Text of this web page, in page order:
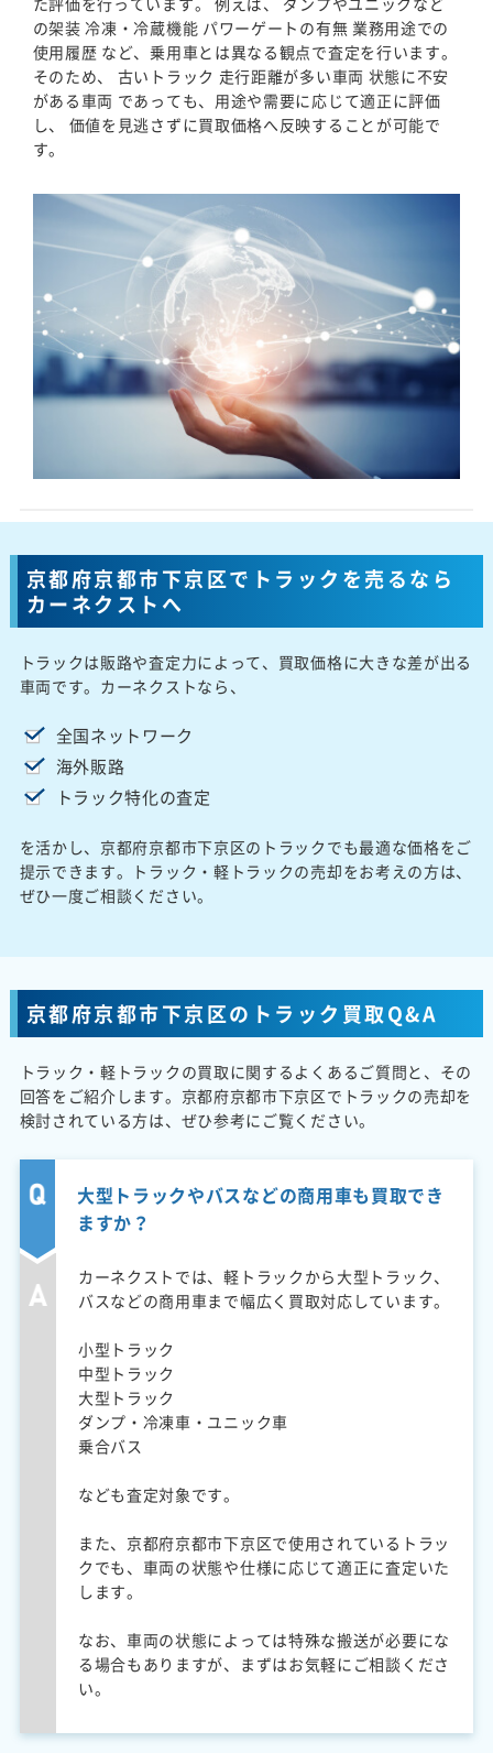
の架装 冷凍・冷蔵機能 パワーゲートの有無 業務用途での
使用履歴 など、乗用車とは異なる観点で査定を行います。
そのため、 古いトラック 走行距離が多い車両 状態に不安
がある車両 であっても、用途や需要に応じて適正に評価
し、 価値を見逃さずに買取価格へ反映することが可能で
す。
京都府京都市下京区でトラックを売るなら
カーネクストへ
トラックは販路や査定力によって、買取価格に大きな差が出る
車両です。カーネクストなら、
全国ネットワーク
海外販路
トラック特化の査定
を活かし、京都府京都市下京区のトラックでも最適な価格をご
提示できます。トラック・軽トラックの売却をお考えの方は、
ぜひ一度ご相談ください。
京都府京都市下京区のトラック買取Q&A
トラック・軽トラックの買取に関するよくあるご質問と、その
回答をご紹介します。京都府京都市下京区でトラックの売却を
検討されている方は、ぜひ参考にご覧ください。
大型トラックやバスなどの商用車も買取でき
ますか？
カーネクストでは、軽トラックから大型トラック、
バスなどの商用車まで幅広く買取対応しています。
小型トラック
中型トラック
大型トラック
ダンプ・冷凍車・ユニック車
乗合バス
なども査定対象です。
また、京都府京都市下京区で使用されているトラッ
クでも、車両の状態や仕様に応じて適正に査定いた
します。
なお、車両の状態によっては特殊な搬送が必要にな
る場合もありますが、まずはお気軽にご相談くださ
い。